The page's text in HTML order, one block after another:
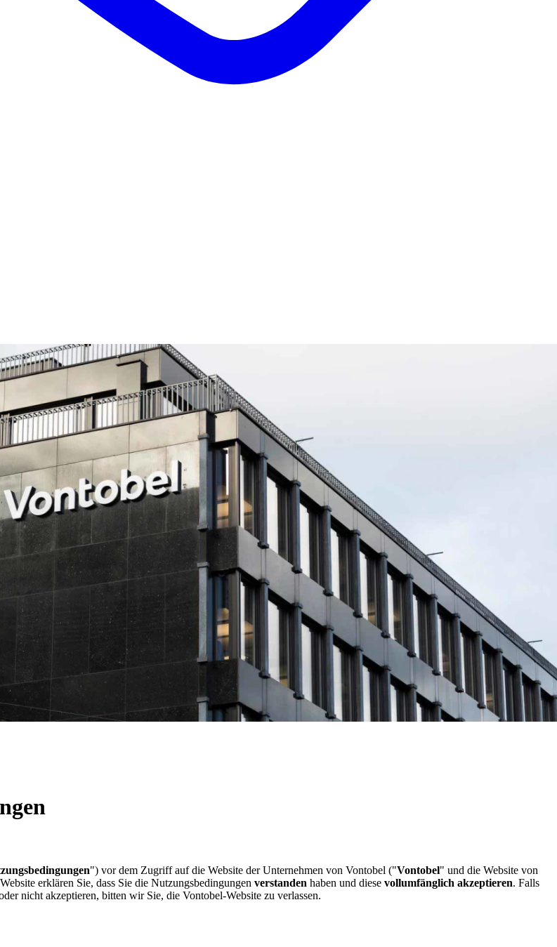
") vor dem Zugriff auf die Website der Unternehmen von Vontobel ("Vontobel" und die Website von
erklären Sie, dass Sie die Nutzungsbedingungen verstanden haben und diese vollumfänglich akzeptieren. Falls
nicht akzeptieren, bitten wir Sie, die Vontobel-Website zu verlassen.